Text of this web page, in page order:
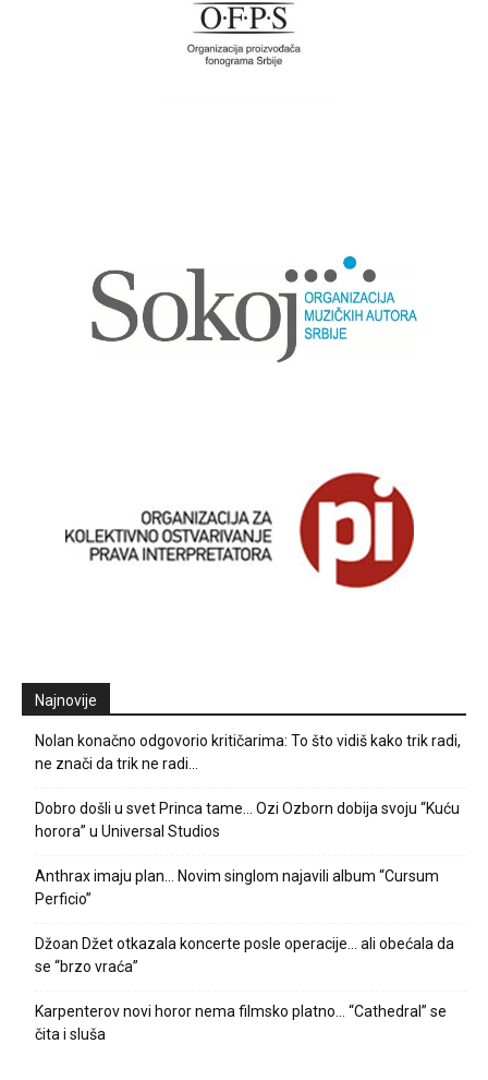
Najnovije
Nolan konačno odgovorio kritičarima: To što vidiš kako trik radi,
ne znači da trik ne radi…
Dobro došli u svet Princa tame… Ozi Ozborn dobija svoju “Kuću
horora” u Universal Studios
Anthrax imaju plan… Novim singlom najavili album “Cursum
Perficio”
Džoan Džet otkazala koncerte posle operacije… ali obećala da
se “brzo vraća”
Karpenterov novi horor nema filmsko platno… “Cathedral” se
čita i sluša